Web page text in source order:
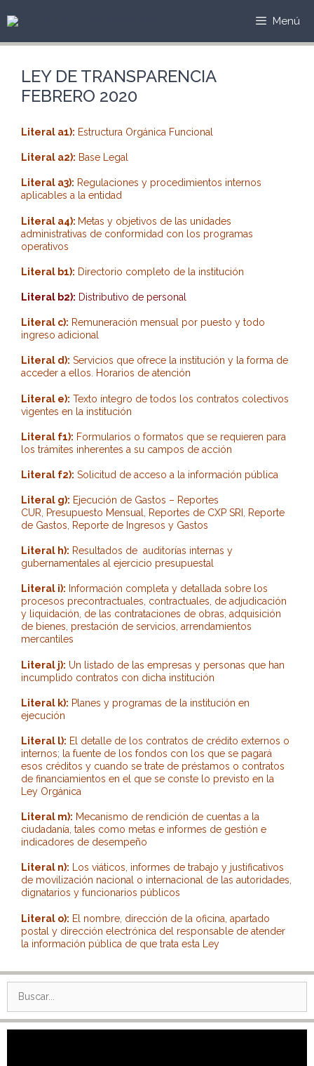
Menú
LEY DE TRANSPARENCIA
FEBRERO 2020
Literal a1): Estructura Orgánica Funcional
Literal a2): Base Legal
Literal a3): Regulaciones y procedimientos internos
aplicables a la entidad
Literal a4): Metas y objetivos de las unidades
administrativas de conformidad con los programas
operativos
Literal b1): Directorio completo de la institución
Literal b2): Distributivo de personal
Literal c): Remuneración mensual por puesto y todo
ingreso adicional
Literal d): Servicios que ofrece la institución y la forma de
acceder a ellos. Horarios de atención
Literal e): Texto íntegro de todos los contratos colectivos
vigentes en la institución
Literal f1): Formularios o formatos que se requieren para
los trámites inherentes a su campos de acción
Literal f2): Solicitud de acceso a la información pública
Literal g): Ejecución de Gastos – Reportes
CUR, Presupuesto Mensual, Reportes de CXP SRI, Reporte
de Gastos, Reporte de Ingresos y Gastos
Literal h): Resultados de auditorías internas y
gubernamentales al ejercicio presupuestal
Literal i): Información completa y detallada sobre los
procesos precontractuales, contractuales, de adjudicación
y liquidación, de las contrataciones de obras, adquisición
de bienes, prestación de servicios, arrendamientos
mercantiles
Literal j): Un listado de las empresas y personas que han
incumplido contratos con dicha institución
Literal k): Planes y programas de la institución en
ejecución
Literal l): El detalle de los contratos de crédito externos o
internos; la fuente de los fondos con los que se pagará
esos créditos y cuando se trate de préstamos o contratos
de financiamientos en el que se conste lo previsto en la
Ley Orgánica
Literal m): Mecanismo de rendición de cuentas a la
ciudadanía, tales como metas e informes de gestión e
indicadores de desempeño
Literal n): Los viáticos, informes de trabajo y justificativos
de movilización nacional o internacional de las autoridades,
dignatarios y funcionarios públicos
Literal o): El nombre, dirección de la oficina, apartado
postal y dirección electrónica del responsable de atender
la información pública de que trata esta Ley
Buscar: